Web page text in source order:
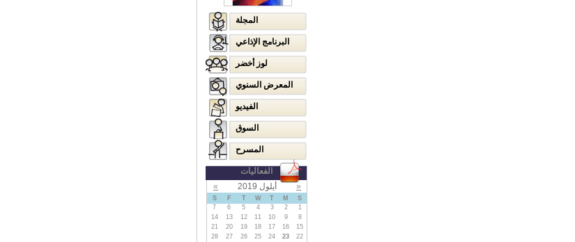
المجلة
البرنامج الإذاعي
لوز أخضر
المعرض السنوي
الفيديو
السوق
المسرح
الفعاليات
«
أيلول 2019 »
S
M
T
W
T
F
S
1
2
3
4
5
6
7
8
9
10
11
12
13
14
15
16
17
18
19
20
21
22
23
24
25
26
27
28